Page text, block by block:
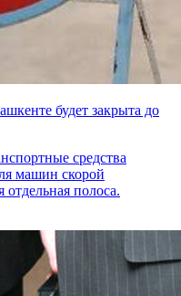
будет закрыта до
средства
машин скорой
полоса.